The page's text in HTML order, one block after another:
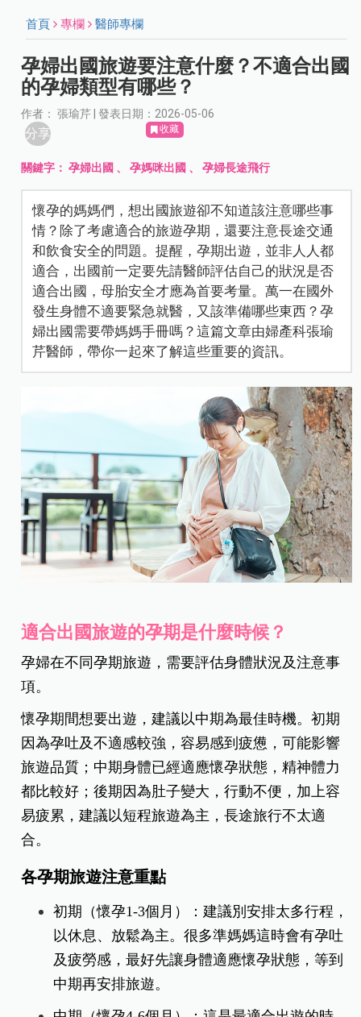
首頁 專欄 醫師專欄
孕婦出國旅遊要注意什麼？不適合出國
的孕婦類型有哪些？
作者： 張瑜芹 | 發表日期：2026-05-06
分享 收藏
關鍵字：孕婦出國 、孕媽咪出國 、孕婦長途飛行
懷孕的媽媽們，想出國旅遊卻不知道該注意哪些事
情？除了考慮適合的旅遊孕期，還要注意長途交通
和飲食安全的問題。提醒，孕期出遊，並非人人都
適合，出國前一定要先請醫師評估自己的狀況是否
適合出國，母胎安全才應為首要考量。萬一在國外
發生身體不適要緊急就醫，又該準備哪些東西？孕
婦出國需要帶媽媽手冊嗎？這篇文章由婦產科張瑜
芹醫師，帶你一起來了解這些重要的資訊。
適合出國旅遊的孕期是什麼時候？
孕婦在不同孕期旅遊，需要評估身體狀況及注意事
項。
懷孕期間想要出遊，建議以中期為最佳時機。初期
因為孕吐及不適感較強，容易感到疲憊，可能影響
旅遊品質；中期身體已經適應懷孕狀態，精神體力
都比較好；後期因為肚子變大，行動不便，加上容
易疲累，建議以短程旅遊為主，長途旅行不太適
合。
各孕期旅遊注意重點
初期（懷孕1-3個月）：建議別安排太多行程，
以休息、放鬆為主。很多準媽媽這時會有孕吐
及疲勞感，最好先讓身體適應懷孕狀態，等到
中期再安排旅遊。